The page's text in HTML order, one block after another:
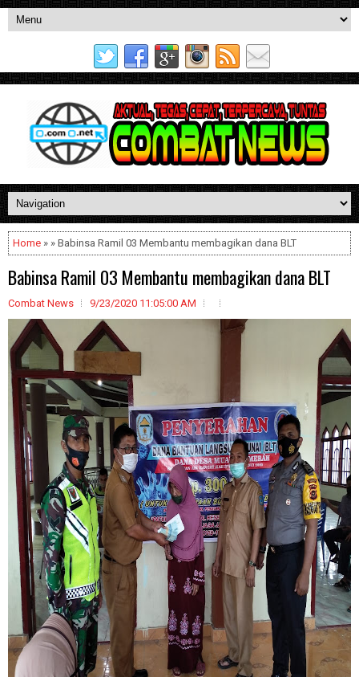
Home » » Babinsa Ramil 03 Membantu membagikan dana BLT
Babinsa Ramil 03 Membantu membagikan dana BLT
Combat News 9/23/2020 11:05:00 AM